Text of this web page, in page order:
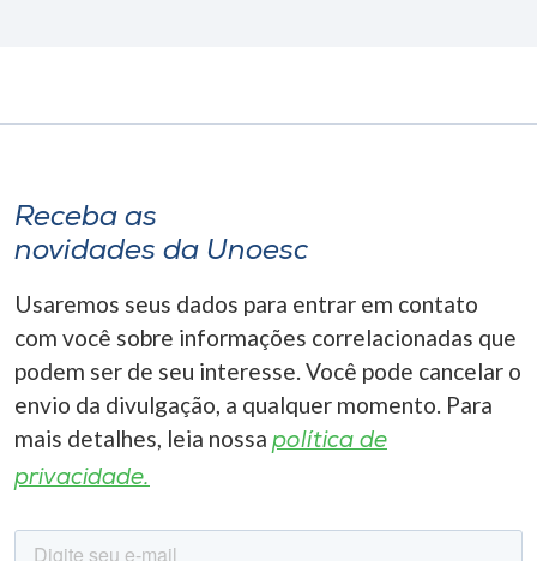
Receba as
novidades da Unoesc
Usaremos seus dados para entrar em contato
com você sobre informações correlacionadas que
podem ser de seu interesse. Você pode cancelar o
envio da divulgação, a qualquer momento. Para
mais detalhes, leia nossa política de
privacidade.